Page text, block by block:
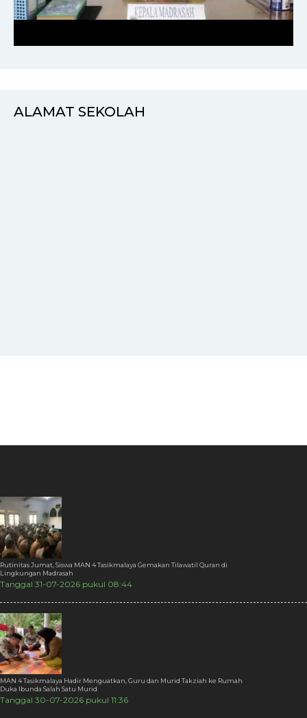
ALAMAT SEKOLAH
Rutinitas Jumat, Siswa MAN 4 Tasikmalaya Gemakan Tilawatil Quran di
Lingkungan Madrasah
Tanggal 31-07-2026 pukul 08:44
MAN 4 Tasikmalaya Hadir Menguatkan, Guru dan Murid Takziah ke Rumah
Duka Ibunda Salah Satu Murid
Tanggal 30-07-2026 pukul 11:36